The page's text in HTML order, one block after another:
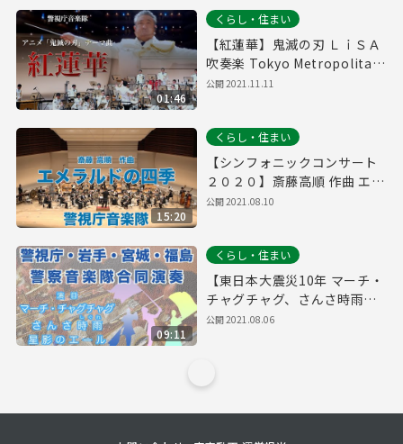
01:46
くらし・住まい
【紅蓮華】鬼滅の刃 ＬｉＳＡ
吹奏楽 Tokyo Metropolitan
Police Band 警視庁音楽隊
公開2021.11.11
15:20
くらし・住まい
【シンフォニックコンサート
２０２０】斎藤高順 作曲 エメ
ラルドの四季 吹奏楽 Tokyo
公開2021.08.10
09:11
くらし・住まい
【東日本大震災10年 マーチ・
チャグチャグ、さんさ時雨、
星影のエール】～警視庁音楽
公開2021.08.06